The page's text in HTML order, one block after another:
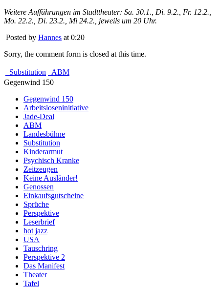
Weitere Aufführungen im Stadttheater: Sa. 30.1., Di. 9.2., Fr. 12.2.,
Mo. 22.2., Di. 23.2., Mi 24.2., jeweils um 20 Uhr.
Posted by Hannes at 0:20
Sorry, the comment form is closed at this time.
Substitution
ABM
Gegenwind 150
Gegenwind 150
Arbeitsloseninitiative
Jade-Deal
ABM
Landesbühne
Substitution
Kinderarmut
Psychisch Kranke
Zeitzeugen
Keine Ausländer!
Genossen
Einkaufsgutscheine
Sprüche
Perspektive
Leserbrief
hot jazz
USA
Tauschring
Perspektive 2
Das Manifest
Theater
Tafel